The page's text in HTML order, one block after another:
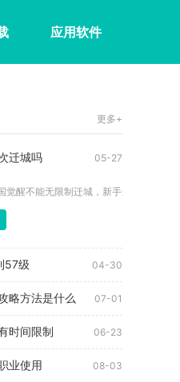
应用软件
更多+
迁城吗 05-27
觉醒不能无限制迁城，新手迁城道具仅
57级 04-30
略方法是什么 07-01
时间限制 06-23
业使用 08-03